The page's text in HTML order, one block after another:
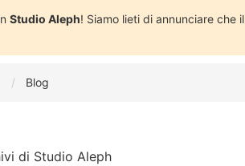
Studio Aleph! Siamo lieti di annunciare che il
Blog
di Studio Aleph